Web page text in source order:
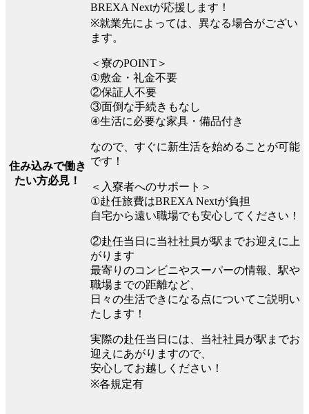
住み込みで働き
たい方必見！
BREXA Nextが応援します！
※就業先によっては、異なる場合がござい
ます。
＜寮のPOINT＞
①敷金・礼金不要
②保証人不要
③面倒な手続きもなし
④生活に必要な家具・備品付き
なので、すぐに新生活を始めることが可能
です！
＜入寮者へのサポート＞
①赴任旅費はBREXA Nextが負担
自宅から遠い職場でも安心してください！
②赴任当日に当社社員が駅までお迎えに上
がります
最寄りのコンビニやスーパーの情報、駅や
職場までの距離など、
日々の生活できになる点についてご説明い
たします！
実際の赴任当日には、当社社員が駅までお
迎えにあがりますので、
安心してお越しください！
※各規定有